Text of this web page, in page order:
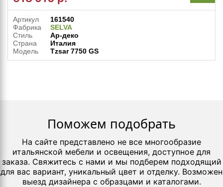
Артикул
161540
Фабрика
SELVA
Стиль
Ар-деко
Страна
Италия
Модель
Tzsar 7750 GS
Поможем подобрать
На сайте представлено не все многообразие
итальянской мебели и освещения, доступное для
заказа. Свяжитесь с нами и мы подберем подходящий
для вас вариант, уникальный цвет и отделку. Возможен
выезд дизайнера с образцами и каталогами.